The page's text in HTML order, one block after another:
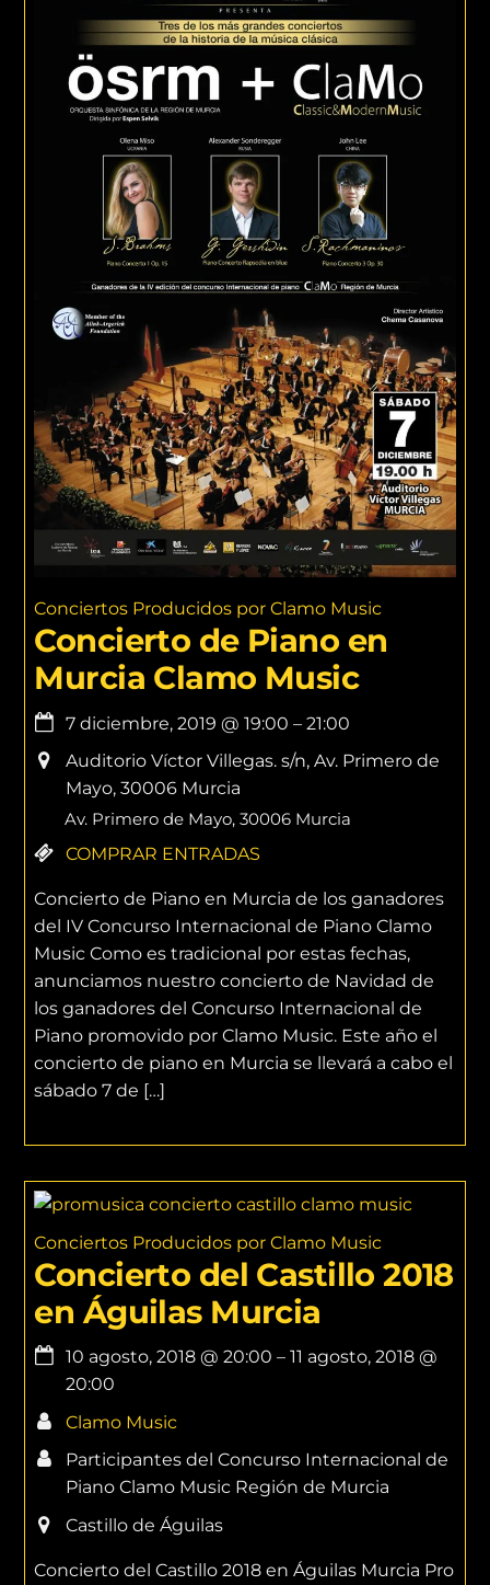
Conciertos Producidos por Clamo Music
Concierto de Piano en
Murcia Clamo Music
7 diciembre, 2019 @19:00 –21:00
Auditorio Víctor Villegas. s/n, Av. Primero de
Mayo, 30006 Murcia
Av. Primero de Mayo, 30006 Murcia
COMPRAR ENTRADAS
Concierto de Piano en Murcia de los ganadores
del IV Concurso Internacional de Piano Clamo
Music Como es tradicional por estas fechas,
anunciamos nuestro concierto de Navidad de
los ganadores del Concurso Internacional de
Piano promovido por Clamo Music. Este año el
concierto de piano en Murcia se llevará a cabo el
sábado 7 de […]
Conciertos Producidos por Clamo Music
Concierto del Castillo 2018
en Águilas Murcia
10 agosto, 2018 @20:00 –11 agosto, 2018 @
20:00
Clamo Music
Participantes del Concurso Internacional de
Piano Clamo Music Región de Murcia
Castillo de Águilas
Concierto del Castillo 2018 en Águilas Murcia Pro